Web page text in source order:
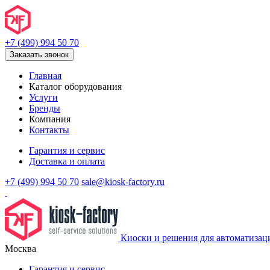
+7 (499) 994 50 70
Заказать звонок
Главная
Каталог оборудования
Услуги
Бренды
Компания
Контакты
Гарантия и сервис
Доставка и оплата
+7 (499) 994 50 70 sale@kiosk-factory.ru
Киоски и решения для
Москва